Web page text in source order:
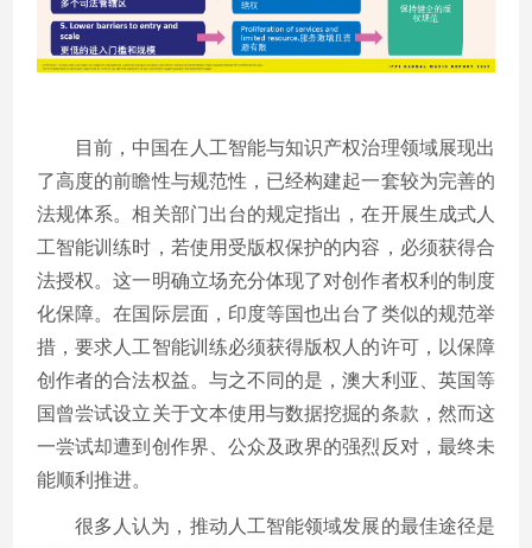
目前，中国在人工智能与知识产权治理领域展现出
了高度的前瞻性与规范性，已经构建起一套较为完善的
法规体系。相关部门出台的规定指出，在开展生成式人
工智能训练时，若使用受版权保护的内容，必须获得合
法授权。这一明确立场充分体现了对创作者权利的制度
化保障。在国际层面，印度等国也出台了类似的规范举
措，要求人工智能训练必须获得版权人的许可，以保障
创作者的合法权益。与之不同的是，澳大利亚、英国等
国曾尝试设立关于文本使用与数据挖掘的条款，然而这
一尝试却遭到创作界、公众及政界的强烈反对，最终未
能顺利推进。
很多人认为，推动人工智能领域发展的最佳途径是